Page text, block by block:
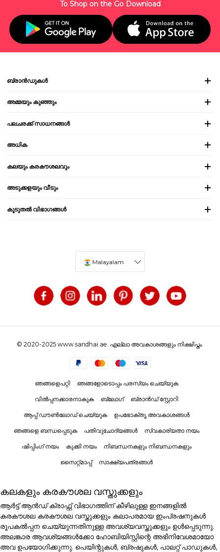
To Shop on the Go Download
ബ്രാൻഡുകൾ
അമ്മയും കുഞ്ഞും
പലചരക്ക് സാധനങ്ങൾ
അധിക
കലയും കരകൗശലവും
അടുക്കളയും വീടും
കൂടുതൽ വിഭാഗങ്ങൾ
Malayalam
© 2020-2025 www.sandhai.ae. എല്ലാ അവകാശങ്ങളും നിക്ഷിപ്തം.
ഞങ്ങളെപറ്റി ഞങ്ങളോടൊപ്പം പരസ്യം ചെയ്യുക
വിൽപ്പനക്കാരനാകുക ബ്ലോഗ് ബ്രാൻഡ് സ്റ്റോറി
ആപ്പ് ഡൗൺലോഡ് ചെയ്യുക ഉപഭോക്തൃ അവകാശങ്ങൾ
ഞങ്ങളെ ബന്ധപ്പെടുക പതിവുചോദ്യങ്ങൾ സ്വകാര്യതാ നയം
ഷിപ്പിംഗ് നയം കുക്കി നയം നിബന്ധനകളും നിബന്ധനകളും
സൈറ്റ്മാപ്പ് സാക്ഷ്യപത്രങ്ങൾ
കലകളും കരകൗശല വസ്തുക്കളും
ആർട്ട് ആൻഡ് ക്രാഫ്റ്റ് വിഭാഗത്തിന് കീഴിലുള്ള ഇനങ്ങളിൽ
കരകൗശല കരകൗശല വസ്തുക്കളും കലാപരമായ ഇംപ്രഷനുകൾ
രൂപകൽപ്പന ചെയ്യുന്നതിനുള്ള അവശ്യവസ്തുക്കളും ഉൾപ്പെടുന്നു.
അലങ്കാര ആവശ്യങ്ങൾക്കോ ഹോബിയിസ്റ്റിന്റെ അഭിനിവേശമായോ
അവ ഉപയോഗിക്കുന്നു. പെയിന്റുകൾ, ബ്രഷുകൾ, പാലറ്റ് പാഡുകൾ,